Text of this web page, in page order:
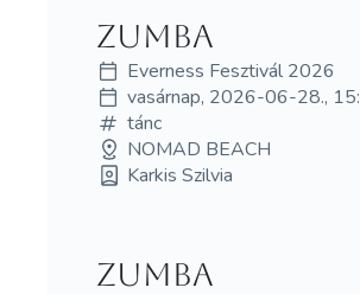
Zumba
Everness Fesztivál 2026
vasárnap, 2026-06-28.,
tánc
NOMAD BEACH
Karkis Szilvia
Zumba